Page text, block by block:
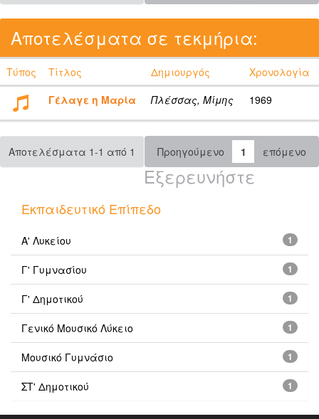
Αποτελέσματα σε τεκμήρια:
Τύπος Τίτλος Δημιουργός
Χρονολογία
Γέλαγε η Μαρία
Πλέσσας, Μίμης 1969
Αποτελέσματα 1-1 από 1 Προηγούμενο 1 επόμενο
Εξερευνήστε
Εκπαιδευτικό Επίπεδο
1
Α' Λυκείου
1
Γ' Γυμνασίου
1
Γ' Δημοτικού
1
Γενικό Μουσικό Λύκειο
1
Μουσικό Γυμνάσιο
1
ΣΤ' Δημοτικού